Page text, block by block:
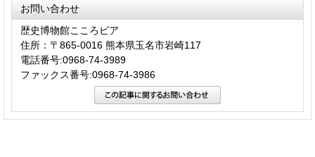
お問い合わせ
歴史博物館こころピア
住所：〒865-0016 熊本県玉名市岩崎117
電話番号:0968-74-3989
ファックス番号:0968-74-3986